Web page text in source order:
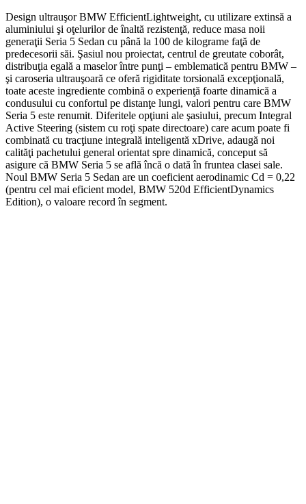
Design ultrauşor BMW EfficientLightweight, cu utilizare extinsă a
aluminiului şi oţelurilor de înaltă rezistenţă, reduce masa noii
generaţii Seria 5 Sedan cu până la 100 de kilograme faţă de
predecesorii săi. Şasiul nou proiectat, centrul de greutate coborât,
distribuţia egală a maselor între punţi – emblematică pentru BMW –
şi caroseria ultrauşoară ce oferă rigiditate torsională excepţională,
toate aceste ingrediente combină o experienţă foarte dinamică a
condusului cu confortul pe distanţe lungi, valori pentru care BMW
Seria 5 este renumit. Diferitele opţiuni ale şasiului, precum Integral
Active Steering (sistem cu roţi spate directoare) care acum poate fi
combinată cu tracţiune integrală inteligentă xDrive, adaugă noi
calităţi pachetului general orientat spre dinamică, conceput să
asigure că BMW Seria 5 se află încă o dată în fruntea clasei sale.
Noul BMW Seria 5 Sedan are un coeficient aerodinamic Cd = 0,22
(pentru cel mai eficient model, BMW 520d EfficientDynamics
Edition), o valoare record în segment.